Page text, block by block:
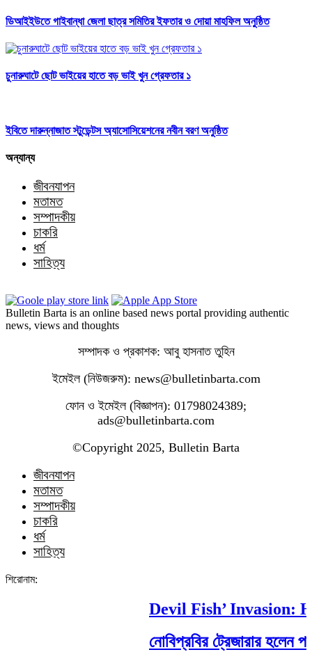
ডিআইইউতে গাইবান্ধা জেলা ছাত্র সমিতির ইফতার ও দোয়া মাহফিল অনুষ্ঠিত
চুনারুঘাটে ছোট ভাইয়ের হাতে বড় ভাই খুন গ্রেফতার ১
ইবিতে দারুন্নাজাত স্টুডেন্টস অ্যাসোসিয়েশনের নবীন বরণ অনুষ্ঠিত
অন্যান্য
জীবনযাপন
মতামত
সম্পাদকীয়
চাকরি
ধর্ম
সাহিত্য
Bulletin Barta is an online based news portal providing authentic
news, views and thoughts
সম্পাদক ও প্রকাশক: আবু হাসনাত তুহিন
ইমেইল (নিউজরুম): news@bulletinbarta.com
ফোন ও ইমেইল (বিজ্ঞাপন): 01798024389;
ads@bulletinbarta.com
©️Copyright 2025, Bulletin Barta
জীবনযাপন
মতামত
সম্পাদকীয়
চাকরি
ধর্ম
সাহিত্য
শিরোনাম:
Devil Fish’ Invasion:
নোবিপ্রবির ট্রেজারার হলেন